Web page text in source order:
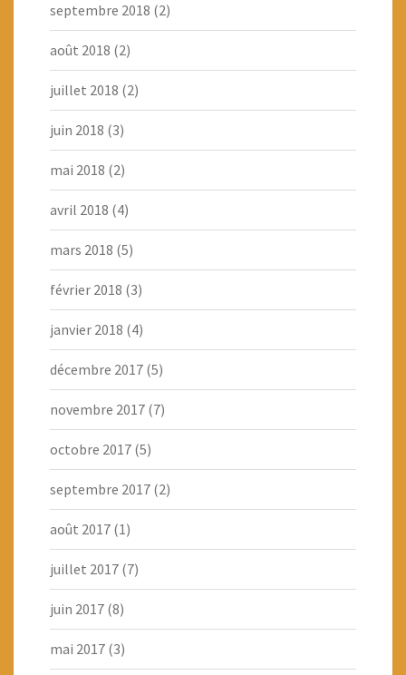
septembre 2018 (2)
août 2018 (2)
juillet 2018 (2)
juin 2018 (3)
mai 2018 (2)
avril 2018 (4)
mars 2018 (5)
février 2018 (3)
janvier 2018 (4)
décembre 2017 (5)
novembre 2017 (7)
octobre 2017 (5)
septembre 2017 (2)
août 2017 (1)
juillet 2017 (7)
juin 2017 (8)
mai 2017 (3)